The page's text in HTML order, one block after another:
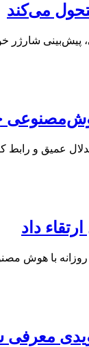
می‌کند
پیش‌بینی
معرفی